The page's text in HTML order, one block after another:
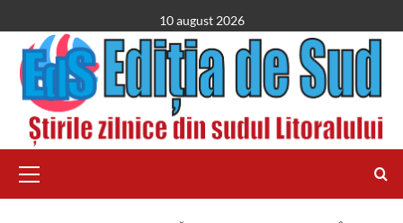
to
content
10 august 2026
Menu